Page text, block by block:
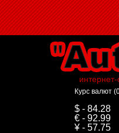
Курс валют
$ - 84.28
€ - 92.99
¥ - 57.75